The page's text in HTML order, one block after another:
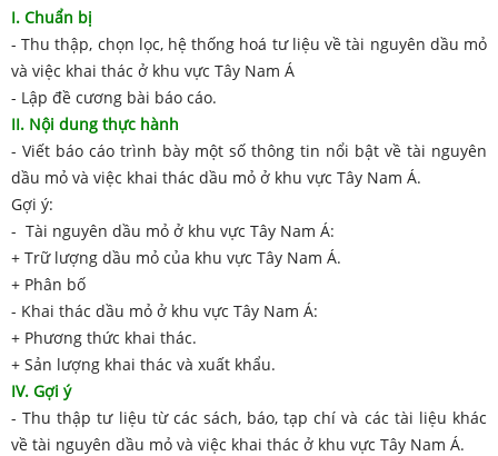
I. Chuẩn bị
- Thu thập, chọn lọc, hệ thống hoá tư liệu về tài nguyên dầu mỏ
và việc khai thác ở khu vực Tây Nam Á
- Lập đề cương bài báo cáo.
II. Nội dung thực hành
- Viết báo cáo trình bày một số thông tin nổi bật về tài nguyên
dầu mỏ và việc khai thác dầu mỏ ở khu vực Tây Nam Á.
Gợi ý:
- Tài nguyên dầu mỏ ở khu vực Tây Nam Á:
+ Trữ lượng dầu mỏ của khu vực Tây Nam Á.
+ Phân bố
- Khai thác dầu mỏ ở khu vực Tây Nam Á:
+ Phương thức khai thác.
+ Sản lượng khai thác và xuất khẩu.
IV. Gợi ý
- Thu thập tư liệu từ các sách, báo, tạp chí và các tài liệu khác
về tài nguyên dầu mỏ và việc khai thác ở khu vực Tây Nam Á.